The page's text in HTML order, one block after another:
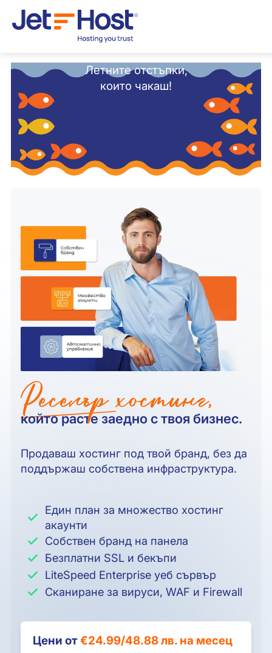
Летните отстъпки,
които чакаш!
Реселър хостинг,
който расте заедно с твоя бизнес.
Продаваш хостинг под твой бранд, без да
поддържаш собствена инфраструктура.
Един план за множество хостинг
акаунти
Собствен бранд на панела
Безплатни SSL и бекъпи
LiteSpeed Enterprise уеб сървър
Сканиране за вируси, WAF и Firewall
Цени от€24.99/48.88 лв. на месец